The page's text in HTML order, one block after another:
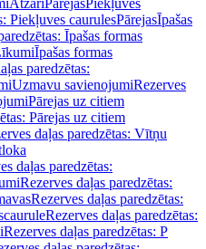
Atzari PārejasPiekļuves
Piekļuves caurulesPārejasĪpašas
Īpašas formas
Īpašas formas
paredzētas:
Uzmavu savienojumiRezerves
Pārejas uz citiem
Pārejas uz citiem
daļas paredzētas: Vītņu
daļas paredzētas:
Rezerves daļas paredzētas:
Rezerves daļas paredzētas:
Rezerves daļas paredzētas:
Rezerves daļas paredzētas: P